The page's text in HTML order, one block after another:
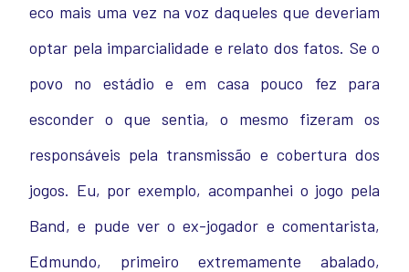
eco mais uma vez na voz daqueles que deveriam
optar pela imparcialidade e relato dos fatos. Se o
povo no estádio e em casa pouco fez para
esconder o que sentia, o mesmo fizeram os
responsáveis pela transmissão e cobertura dos
jogos. Eu, por exemplo, acompanhei o jogo pela
Band, e pude ver o ex-jogador e comentarista,
Edmundo, primeiro extremamente abalado,